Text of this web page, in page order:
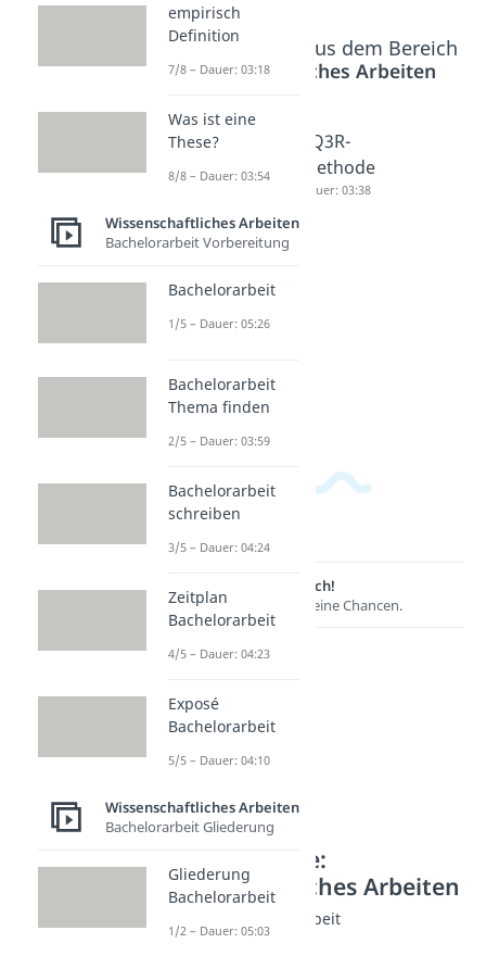
Beliebte Inhalte aus dem Bereich
Wissenschaftliches Arbeiten
Citavi
Anleitun
Dauer: 04:40
Quellen -
e
Quellen
SQ3R-
Methode
Dauer: 03:38
Lernen lohnt sich!
Entdecke hier deine Chancen.
Weitere Inhalte:
Wissenschaftliches Arbeiten
Methoden für deine Arbeit
OPAC
empirisch
Definition
7/8 – Dauer: 03:18
Was ist eine
These?
8/8 – Dauer: 03:54
Wissenschaftliches Arbeiten
Bachelorarbeit Vorbereitung
Bachelorarbeit
1/5 – Dauer: 05:26
Bachelorarbeit
Thema finden
2/5 – Dauer: 03:59
Bachelorarbeit
schreiben
3/5 – Dauer: 04:24
Zeitplan
Bachelorarbeit
4/5 – Dauer: 04:23
Exposé
Bachelorarbeit
5/5 – Dauer: 04:10
Wissenschaftliches Arbeiten
Bachelorarbeit Gliederung
Gliederung
Bachelorarbeit
1/2 – Dauer: 05:03